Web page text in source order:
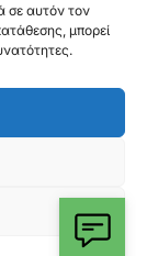
σε αυτόν τον
μπορεί
Μ.Ι.Κ.Ε.) |
Ελλάδα |